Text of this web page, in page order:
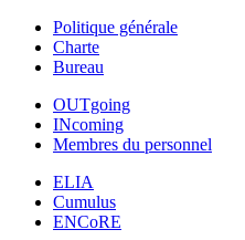
Politique générale
Charte
Bureau
OUTgoing
INcoming
Membres du personnel
ELIA
Cumulus
ENCoRE